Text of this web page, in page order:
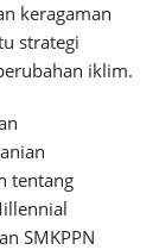
keragaman
strategi
iklim.
tentang
SMKPPN